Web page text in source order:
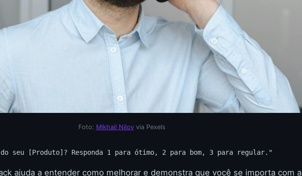
Foto: Mikhail Nilovvia Pexels
do seu [Produto]? Responda 1 para ótimo, 2 para bom, 3 para regular."
ajuda a entender como melhorar e demonstra que você se importa com a